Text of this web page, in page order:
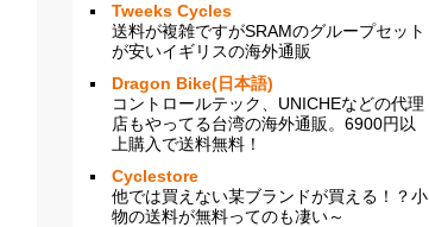
Tweeks Cycles
送料が複雑ですがSRAMのグループセット
が安いイギリスの海外通販
Dragon Bike(日本語)
コントロールテック、UNICHEなどの代理
店もやってる台湾の海外通販。6900円以
上購入で送料無料！
Cyclestore
他では買えない某ブランドが買える！？小
物の送料が無料ってのも凄い～